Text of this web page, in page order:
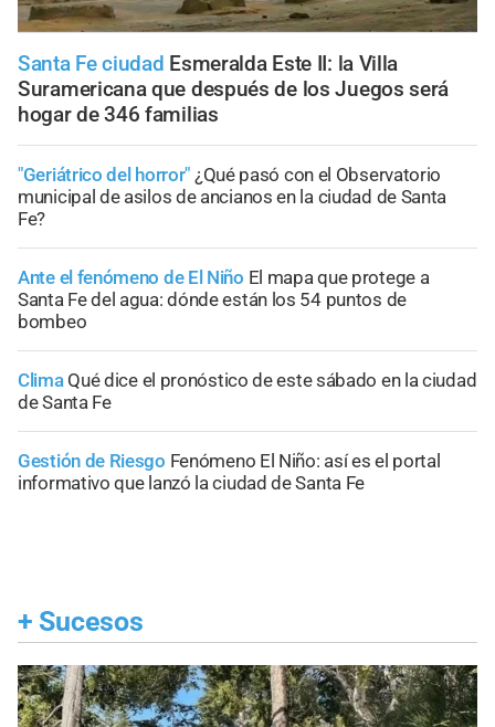
Santa Fe ciudad Esmeralda Este II: la Villa
Suramericana que después de los Juegos será
hogar de 346 familias
"Geriátrico del horror" ¿Qué pasó con el Observatorio
municipal de asilos de ancianos en la ciudad de Santa
Fe?
Ante el fenómeno de El Niño El mapa que protege a
Santa Fe del agua: dónde están los 54 puntos de
bombeo
Clima Qué dice el pronóstico de este sábado en la ciudad
de Santa Fe
Gestión de Riesgo Fenómeno El Niño: así es el portal
informativo que lanzó la ciudad de Santa Fe
+ Sucesos